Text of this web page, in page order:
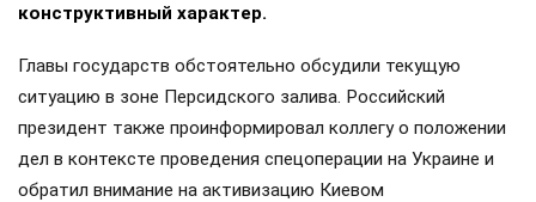
конструктивный характер.
Главы государств обстоятельно обсудили текущую
ситуацию в зоне Персидского залива. Российский
президент также проинформировал коллегу о положении
дел в контексте проведения спецоперации на Украине и
обратил внимание на активизацию Киевом